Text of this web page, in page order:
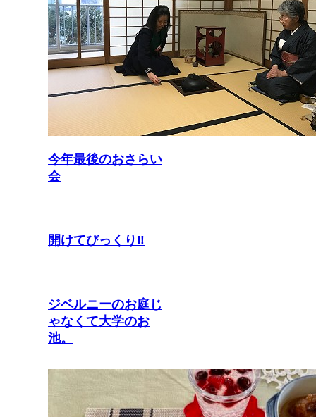
今年最後のおさらい
会
開けてびっくり‼︎
ジベルニーのお庭じ
ゃなくて大学のお
池。